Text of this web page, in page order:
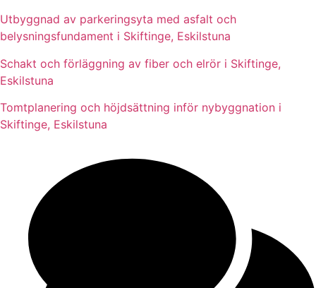
Utbyggnad av parkeringsyta med asfalt och
belysningsfundament i Skiftinge, Eskilstuna
Schakt och förläggning av fiber och elrör i Skiftinge,
Eskilstuna
Tomtplanering och höjdsättning inför nybyggnation i
Skiftinge, Eskilstuna